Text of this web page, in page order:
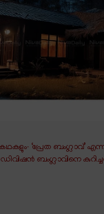
‘പ്രേത ബംഗ്ലാവ്’ എന്ന്
ബംഗ്ലാവിനെ